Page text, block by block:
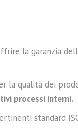
la garanzia
qualità dei
processi interni.
standard